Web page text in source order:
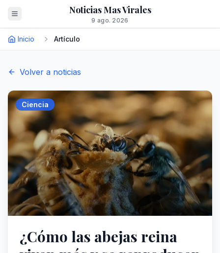
Noticias Mas Virales
9 ago. 2026
Inicio Artículo
Volver a noticias
Ciencia
¿Cómo las abejas reina